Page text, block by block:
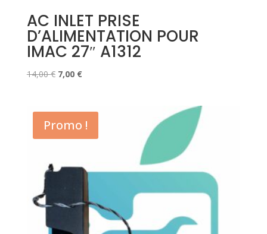
AC INLET PRISE
D’ALIMENTATION POUR
IMAC 27″ A1312
14,00€ Le
était :
14,00 €.
7,00 €Le
est :
7,00 €.
Promo !